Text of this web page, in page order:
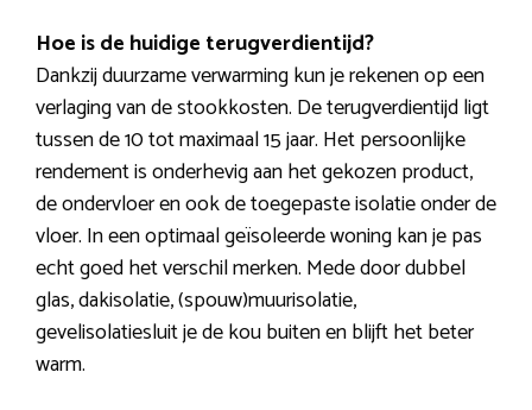
Hoe is de huidige terugverdientijd?
Dankzij duurzame verwarming kun je rekenen op een
verlaging van de stookkosten. De terugverdientijd ligt
tussen de 10 tot maximaal 15 jaar. Het persoonlijke
rendement is onderhevig aan het gekozen product,
de ondervloer en ook de toegepaste isolatie onder de
vloer. In een optimaal geïsoleerde woning kan je pas
echt goed het verschil merken. Mede door dubbel
glas, dakisolatie, (spouw)muurisolatie,
gevelisolatiesluit je de kou buiten en blijft het beter
warm.